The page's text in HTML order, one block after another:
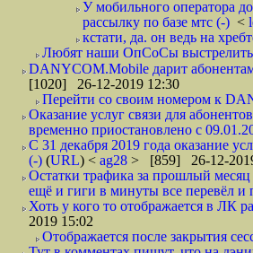
У мобильного оператора
рассылку по базе мтс (-) <
кстати, да. он ведь на
Любят наши ОпСоСы выстрелить
DANYCOM.Mobile дарит
[1020] 26-12-2019 12:30
Перейти со своим номером к
Оказание услуг связи для
временно приостановлено с
С 31 декабря 2019 года оказание
(-) (URL) < ag28 > [859] 26-12-
Остатки трафика за прошлый
ещё и гиги в минуты все перевёл и
Хоть у кого то отображается в ЛК
2019 15:02
Отображается после закрытия